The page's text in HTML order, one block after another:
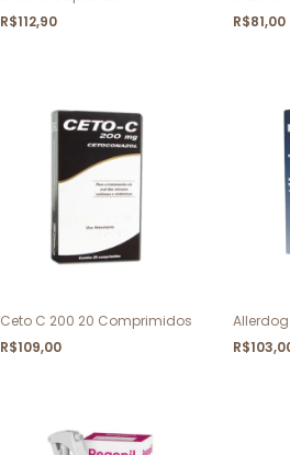
R$112,90
R$81,00
Ceto C 200 20 Comprimidos
R$109,00